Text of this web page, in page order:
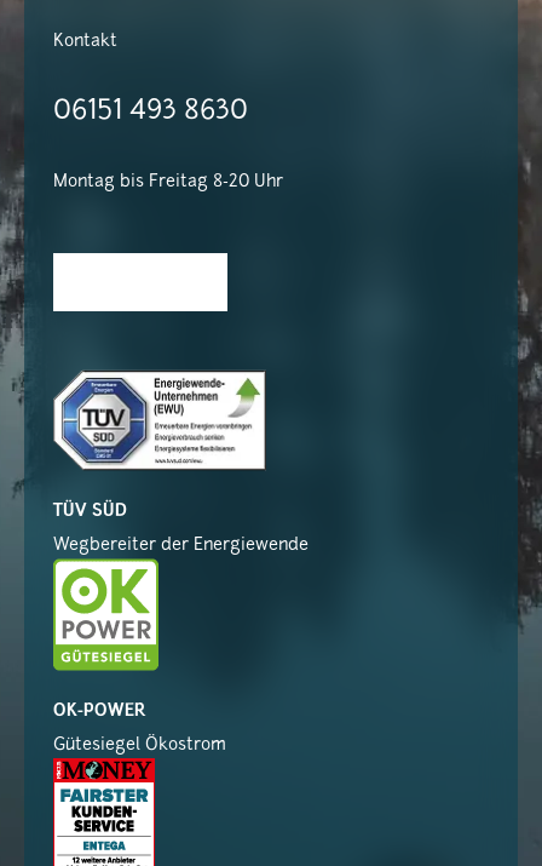
Kontakt
06151 493 8630
Montag bis Freitag 8-20 Uhr
TÜV SÜD
Wegbereiter der Energiewende
OK-POWER
Gütesiegel Ökostrom